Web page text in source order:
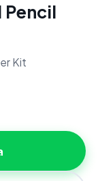
Pencil
Kit